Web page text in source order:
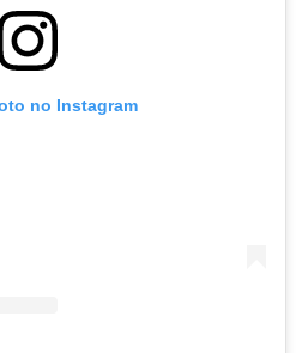
no Instagram